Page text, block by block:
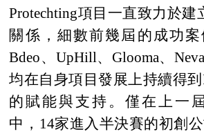
Protechting項目一直致力於
關係，細數前幾屆的成功案
Bdeo、UpHill、Glooma、
均在自身項目發展上持續得到
的賦能與支持。僅在上一屆
中，14家進入半決賽的初創